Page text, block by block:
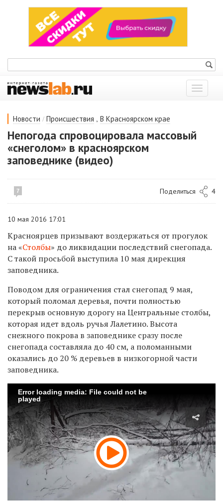
Показать
меню
Новости / Происшествия , В Красноярском крае
Непогода спровоцировала массовый
«снеголом» в красноярском
заповеднике (видео)
7 Поделиться 4
10 мая 2016 17:01
Красноярцев призывают воздержаться от прогулок
на «Столбы» до ликвидации последствий снегопада.
С такой просьбой выступила 10 мая дирекция
заповедника.
Поводом для ограничения стал снегопад 9 мая,
который поломал деревья, почти полностью
перекрыв основную дорогу на Центральные столбы,
которая идет вдоль ручья Лалетино. Высота
снежного покрова в заповеднике сразу после
снегопада составляла до 40 см, а поломанными
оказались до 20 % деревьев в низкогорной части
заповедника.
Error loading media: File could not be
played